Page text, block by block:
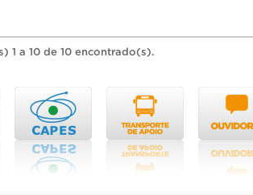
1 a 10 de 10 encontrado(s).